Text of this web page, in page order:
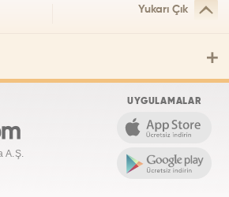
Yukarı Çık
A.Ş.
UYGULAMALAR